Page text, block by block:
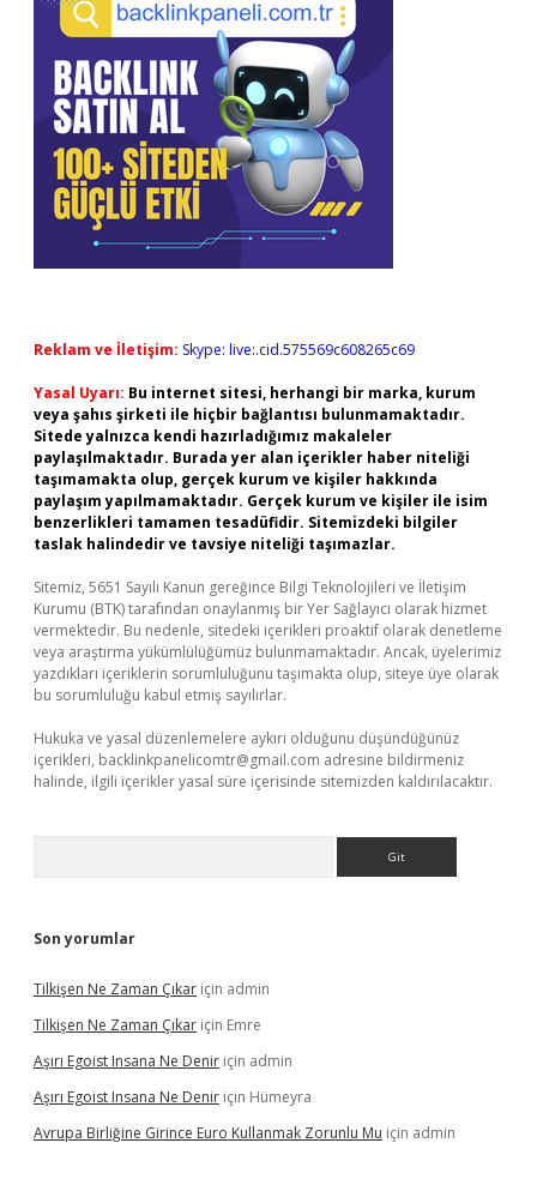
Reklam ve İletişim: Skype: live:.cid.575569c608265c69
Yasal Uyarı: Bu internet sitesi, herhangi bir marka, kurum
veya şahıs şirketi ile hiçbir bağlantısı bulunmamaktadır.
Sitede yalnızca kendi hazırladığımız makaleler
paylaşılmaktadır. Burada yer alan içerikler haber niteliği
taşımamakta olup, gerçek kurum ve kişiler hakkında
paylaşım yapılmamaktadır. Gerçek kurum ve kişiler ile isim
benzerlikleri tamamen tesadüfidir. Sitemizdeki bilgiler
taslak halindedir ve tavsiye niteliği taşımazlar.
Sitemiz, 5651 Sayılı Kanun gereğince Bilgi Teknolojileri ve İletişim
Kurumu (BTK) tarafından onaylanmış bir Yer Sağlayıcı olarak hizmet
vermektedir. Bu nedenle, sitedeki içerikleri proaktif olarak denetleme
veya araştırma yükümlülüğümüz bulunmamaktadır. Ancak, üyelerimiz
yazdıkları içeriklerin sorumluluğunu taşımakta olup, siteye üye olarak
bu sorumluluğu kabul etmiş sayılırlar.
Hukuka ve yasal düzenlemelere aykırı olduğunu düşündüğünüz
içerikleri, backlinkpanelicomtr@gmail.com adresine bildirmeniz
halinde, ilgili içerikler yasal süre içerisinde sitemizden kaldırılacaktır.
Son yorumlar
Tilkişen Ne Zaman Çıkar için admin
Tilkişen Ne Zaman Çıkar için Emre
Aşırı Egoist Insana Ne Denir için admin
Aşırı Egoist Insana Ne Denir için Hümeyra
Avrupa Birliğine Girince Euro Kullanmak Zorunlu Mu için admin